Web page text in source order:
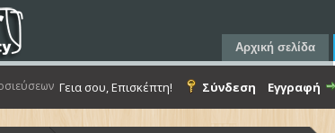
Αρχική σελίδα
Γεια σου, Επισκέπτη! Σύνδεση Εγγραφή